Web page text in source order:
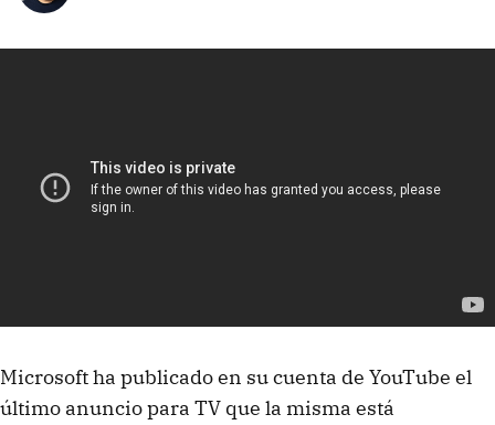
Microsoft ha publicado en su cuenta de YouTube el
último anuncio para TV que la misma está